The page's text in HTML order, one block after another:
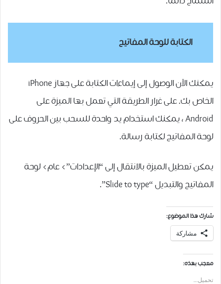
الكتابة للوحة المفاتيح
يمكنك الآن الوصول إلى إيماءات الكتابة على جهاز iPhone
الخاص بك. على غرار الطريقة التي تعمل بها الميزة على
Android ، يمكنك استخدام يد واحدة للسحب بين الحروف على
لوحة المفاتيح لكتابة رسالة.
يمكن تعطيل الميزة بالانتقال إلى “الإعدادات”> عام> لوحة
المفاتيح والتبديل “Slide to type”.
شارك هذا الموضوع:
مشاركة
معجب بهذه:
تحميل...